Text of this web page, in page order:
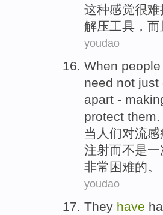
这种感觉很难
解压工具， 而
youdao
When people
need not just
apart -
protect them.
当 人们对流感
注射而不是一
非常 困难的。
youdao
They have